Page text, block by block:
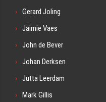
Gerard Joling
Jaimie Vaes
John de Bever
Johan Derksen
Jutta Leerdam
Mark Gillis